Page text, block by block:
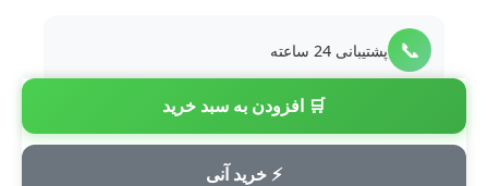
🛒 افزودن به سبد خرید
⚡ خرید آنی
📞 پشتیبانی 24 ساعته
💳 پرداخت امن